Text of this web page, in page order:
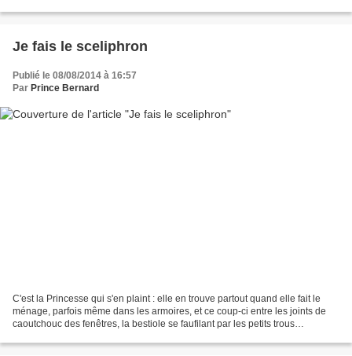
Je fais le sceliphron
Publié le 08/08/2014 à 16:57
Par Prince Bernard
C'est la Princesse qui s'en plaint : elle en trouve partout quand elle fait le
ménage, parfois même dans les armoires, et ce coup-ci entre les joints de
caoutchouc des fenêtres, la bestiole se faufilant par les petits trous